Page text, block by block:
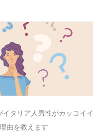
イタリア人男性がカッコイイ
由を教えます